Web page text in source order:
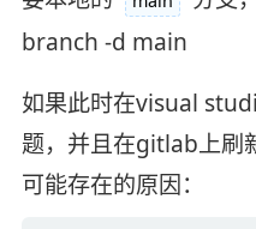
branch -d main
如果此时在visual
题，并且在gitlab上刷
可能存在的原因：